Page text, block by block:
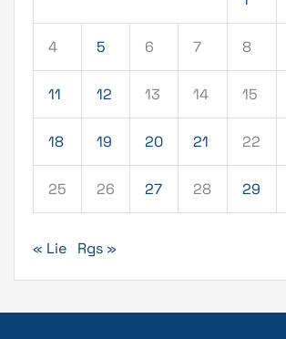
4 5 6 7 8
11 12 13 14 15
18 19 20 21 22
25 26 27 28 29
« Lie Rgs »